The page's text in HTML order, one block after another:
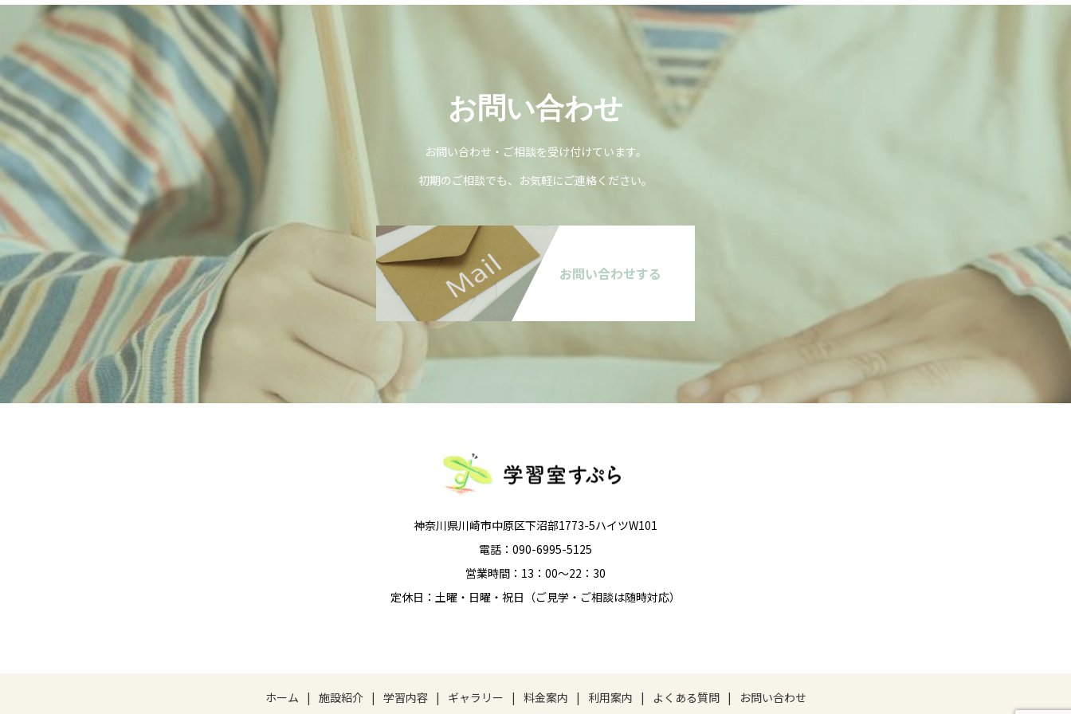
お問い合わせ
お問い合わせ・ご相談を受け付けています。
初期のご相談でも、お気軽にご連絡ください。
お問い合わせする
神奈川県川崎市中原区下沼部1773-5ハイツW101
電話：090-6995-5125
営業時間：13：00～22：30
定休日：土曜・日曜・祝日（ご見学・ご相談は随時対応）
ホーム 施設紹介 学習内容 ギャラリー 料金案内 利用案内 よくある質問 お問い合わせ